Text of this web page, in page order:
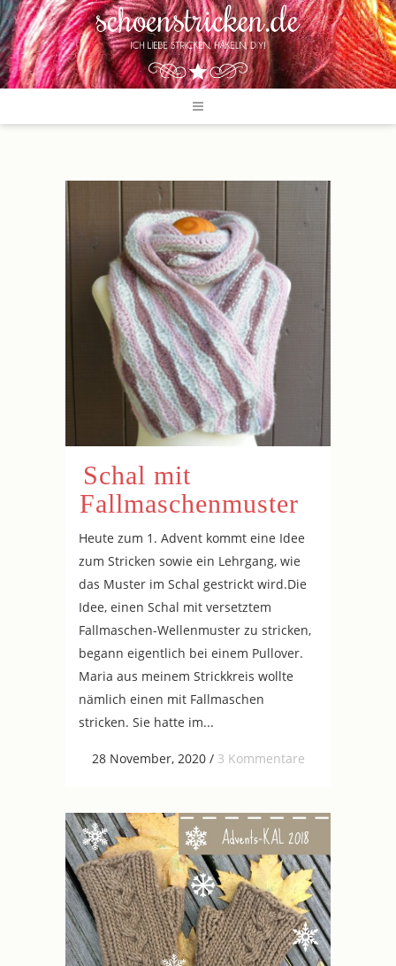
Schal mit
Fallmaschenmuster
Heute zum 1. Advent kommt eine Idee
zum Stricken sowie ein Lehrgang, wie
das Muster im Schal gestrickt wird.Die
Idee, einen Schal mit versetztem
Fallmaschen-Wellenmuster zu stricken,
begann eigentlich bei einem Pullover.
Maria aus meinem Strickkreis wollte
nämlich einen mit Fallmaschen
stricken. Sie hatte im...
28 November, 2020/ 3 Kommentare